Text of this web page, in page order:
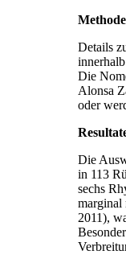
Details
Die
Alonsa­
oder
Die
in 113
sechs
marginal
2011),